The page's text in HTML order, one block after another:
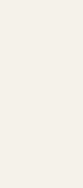
semplici
LAMA
FORBICE
degli
la
del tuo
un'attenzione
momenti di
professionali.
meglio, ma